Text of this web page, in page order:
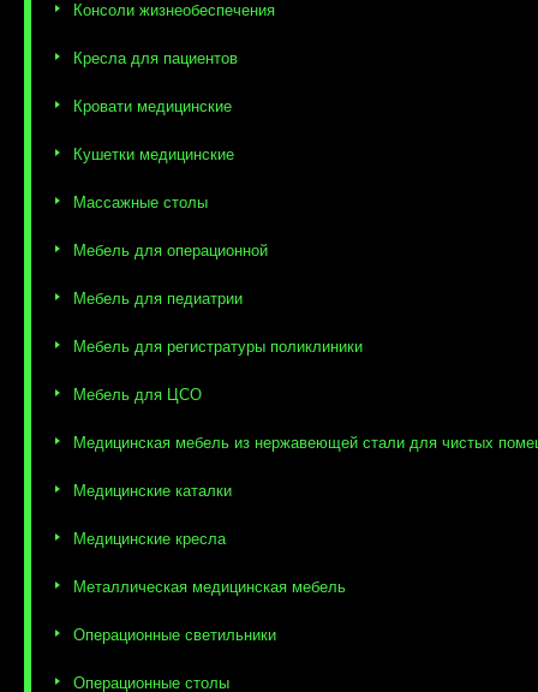
Консоли жизнеобеспечения
Кресла для пациентов
Кровати медицинские
Кушетки медицинские
Массажные столы
Мебель для операционной
Мебель для педиатрии
Мебель для регистратуры поликлиники
Мебель для ЦСО
Медицинская мебель из нержавеющей стали для чистых
Медицинские каталки
Медицинские кресла
Металлическая медицинская мебель
Операционные светильники
Операционные столы